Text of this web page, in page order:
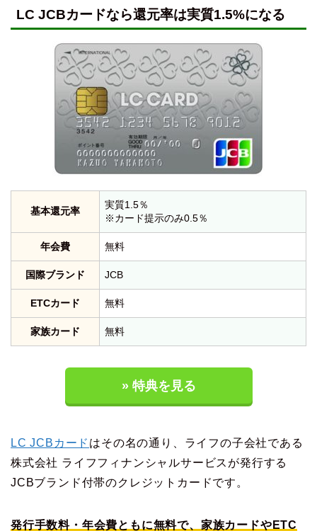
LC JCBカードなら還元率は実質1.5%になる
基本還元率
実質1.5％
※カード提示のみ0.5％
年会費 無料
国際ブランド JCB
ETCカード 無料
家族カード 無料
» 特典を見る
LC JCBカード はその名の通り、ライフの子会社である
株式会社 ライフフィナンシャルサービスが発行する
JCBブランド付帯のクレジットカードです。
発行手数料・年会費ともに無料で、家族カードやETC